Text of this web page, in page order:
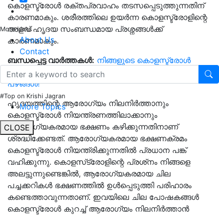
More Links
About Us
Contact
#Top on Krishi Jagran
More Topics
CLOSE
കൊളസ്ട്രോൾ രക്തപ്രവാഹം തടസപ്പെടുത്തുന്നതിന്
കാരണമാകും. ശരീരത്തിലെ ഉയർന്ന കൊളസ്ട്രോളിന്റെ
അളവ് ഹൃദയ സംബന്ധമായ പ്രശ്നങ്ങൾക്ക്
കാരണമാകും.
ബന്ധപ്പെട്ട വാർത്തകൾ: നിങ്ങളുടെ കൊളസ്ട്രോൾ
അളവ് അത്ഭുതകരമായി കുറയ്ക്കാൻ കഴിയുന്ന മികച്ച
പഴങ്ങൾ!
ഹൃദയത്തിന്റെ ആരോഗ്യം നിലനിർത്താനും
കൊളസ്ട്രോൾ നിയന്ത്രണത്തിലാക്കാനും
ആരോഗ്യകരമായ ഭക്ഷണം കഴിക്കുന്നതിനാണ്
ശ്രദ്ധിക്കേണ്ടത്. ആരോഗ്യകരമായ ഭക്ഷണക്രമം
കൊളസ്ട്രോൾ നിയന്ത്രിക്കുന്നതിൽ പ്രധാന പങ്ക്
വഹിക്കുന്നു. കൊളസ്‌ട്രോളിന്റെ പ്രശ്‌നം നിങ്ങളെ
അലട്ടുന്നുണ്ടെങ്കിൽ, ആരോഗ്യകരമായ ചില
പച്ചക്കറികൾ ഭക്ഷണത്തിൽ ഉൾപ്പെടുത്തി പരിഹാരം
കണ്ടെത്താവുന്നതാണ്. ഇവയിലെ ചില പോഷകങ്ങൾ
കൊളസ്ട്രോൾ കുറച്ച് ആരോഗ്യം നിലനിർത്താൻ